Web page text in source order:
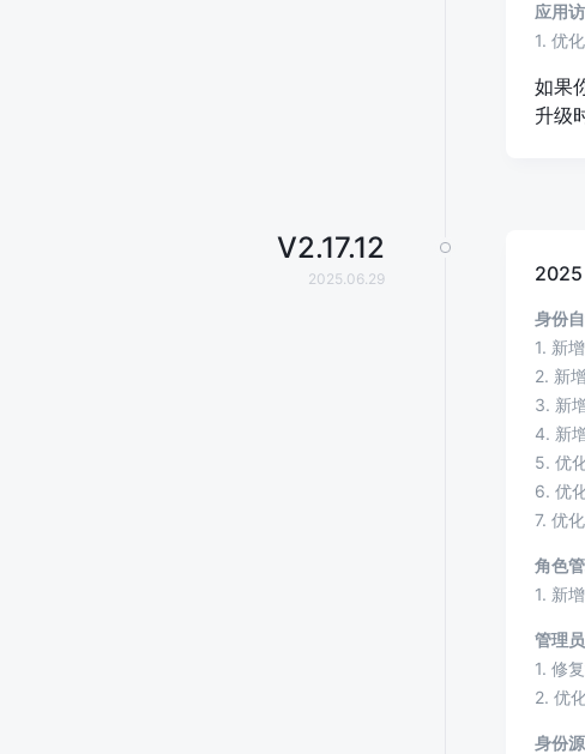
应用
1. 优
如果
升级
V2.17.12
2025.06.29 2025
身份
1. 新
2. 新
3. 新
4. 新
5. 优
6. 优
7. 优
角色
1. 新
管理
1. 修
2. 优
身份